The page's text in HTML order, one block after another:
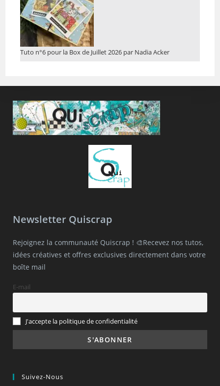
Tuto n°6 pour la Box de Juillet 2026 par Nadia Acker
Newsletter Quiscrap
Rejoignez la communauté Quiscrap ! 🎨Recevez nos tutos,
idées créatives et offres exclusives directement dans votre
boîte mail
E-mail
J'accepte la politique de confidentialité
Suivez-Nous